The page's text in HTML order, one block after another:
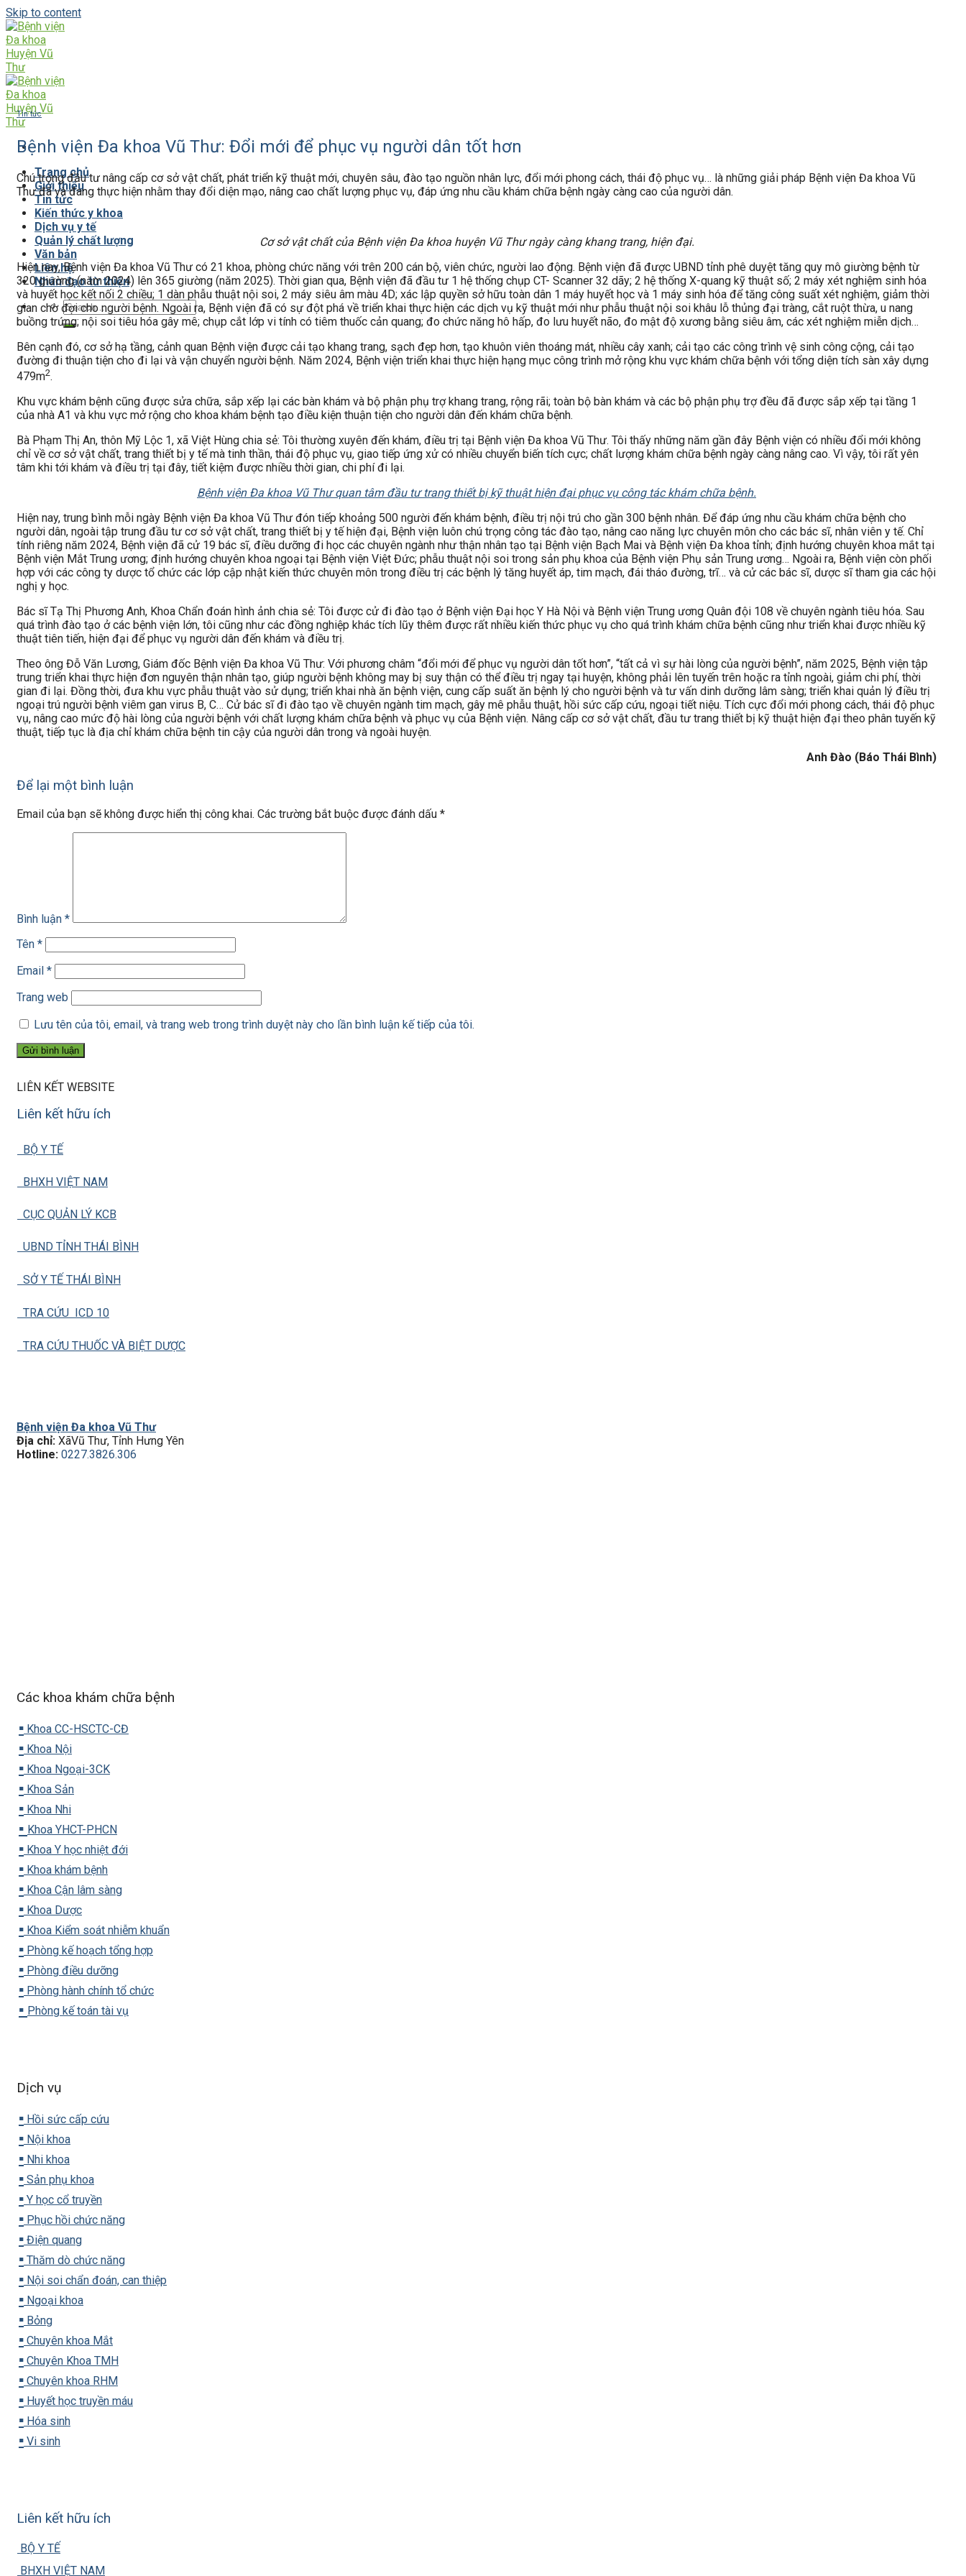
Skip to content
Trang chủ
Giới thiệu
Tin tức
Kiến thức y khoa
Dịch vụ y tế
Quản lý chất lượng
Văn bản
Liên hệ
Nhân đạo từ thiện
Tin tức
Bệnh viện Đa khoa Vũ Thư: Đổi mới để phục vụ người dân tốt hơn
Chú trọng đầu tư nâng cấp cơ sở vật chất, phát triển kỹ thuật mới, chuyên sâu, đào tạo nguồn nhân lực, đổi mới phong cách, thái độ phục vụ… là những giải pháp Bệnh viện Đa khoa Vũ
Thư đã và đang thực hiện nhằm thay đổi diện mạo, nâng cao chất lượng phục vụ, đáp ứng nhu cầu khám chữa bệnh ngày càng cao của người dân.
Cơ sở vật chất của Bệnh viện Đa khoa huyện Vũ Thư ngày càng khang trang, hiện đại.
Hiện nay, Bệnh viện Đa khoa Vũ Thư có 21 khoa, phòng chức năng với trên 200 cán bộ, viên chức, người lao động. Bệnh viện đã được UBND tỉnh phê duyệt tăng quy mô giường bệnh từ
320 giường (năm 2024) lên 365 giường (năm 2025). Thời gian qua, Bệnh viện đã đầu tư 1 hệ thống chụp CT- Scanner 32 dãy; 2 hệ thống X-quang kỹ thuật số; 2 máy xét nghiệm sinh hóa
và huyết học kết nối 2 chiều; 1 dàn phẫu thuật nội soi, 2 máy siêu âm màu 4D; xác lập quyền sở hữu toàn dân 1 máy huyết học và 1 máy sinh hóa để tăng công suất xét nghiệm, giảm thời
gian chờ đợi cho người bệnh. Ngoài ra, Bệnh viện đã có sự đột phá về triển khai thực hiện các dịch vụ kỹ thuật mới như phẫu thuật nội soi khâu lỗ thủng đại tràng, cắt ruột thừa, u nang
buồng trứng; nội soi tiêu hóa gây mê; chụp cắt lớp vi tính có tiêm thuốc cản quang; đo chức năng hô hấp, đo lưu huyết não, đo mật độ xương bằng siêu âm, các xét nghiệm miễn dịch…
Bên cạnh đó, cơ sở hạ tầng, cảnh quan Bệnh viện được cải tạo khang trang, sạch đẹp hơn, tạo khuôn viên thoáng mát, nhiều cây xanh; cải tạo các công trình vệ sinh công cộng, cải tạo
đường đi thuận tiện cho đi lại và vận chuyển người bệnh. Năm 2024, Bệnh viện triển khai thực hiện hạng mục công trình mở rộng khu vực khám chữa bệnh với tổng diện tích sàn xây dựng
479m2.
Khu vực khám bệnh cũng được sửa chữa, sắp xếp lại các bàn khám và bộ phận phụ trợ khang trang, rộng rãi; toàn bộ bàn khám và các bộ phận phụ trợ đều đã được sắp xếp tại tầng 1
của nhà A1 và khu vực mở rộng cho khoa khám bệnh tạo điều kiện thuận tiện cho người dân đến khám chữa bệnh.
Bà Phạm Thị An, thôn Mỹ Lộc 1, xã Việt Hùng chia sẻ: Tôi thường xuyên đến khám, điều trị tại Bệnh viện Đa khoa Vũ Thư. Tôi thấy những năm gần đây Bệnh viện có nhiều đổi mới không
chỉ về cơ sở vật chất, trang thiết bị y tế mà tinh thần, thái độ phục vụ, giao tiếp ứng xử có nhiều chuyển biến tích cực; chất lượng khám chữa bệnh ngày càng nâng cao. Vì vậy, tôi rất yên
tâm khi tới khám và điều trị tại đây, tiết kiệm được nhiều thời gian, chi phí đi lại.
Bệnh viện Đa khoa Vũ Thư quan tâm đầu tư trang thiết bị kỹ thuật hiện đại phục vụ công tác khám chữa bệnh.
Hiện nay, trung bình mỗi ngày Bệnh viện Đa khoa Vũ Thư đón tiếp khoảng 500 người đến khám bệnh, điều trị nội trú cho gần 300 bệnh nhân. Để đáp ứng nhu cầu khám chữa bệnh cho
người dân, ngoài tập trung đầu tư cơ sở vật chất, trang thiết bị y tế hiện đại, Bệnh viện luôn chú trọng công tác đào tạo, nâng cao năng lực chuyên môn cho các bác sĩ, nhân viên y tế. Chỉ
tính riêng năm 2024, Bệnh viện đã cử 19 bác sĩ, điều dưỡng đi học các chuyên ngành như thận nhân tạo tại Bệnh viện Bạch Mai và Bệnh viện Đa khoa tỉnh; định hướng chuyên khoa mắt tại
Bệnh viện Mắt Trung ương; định hướng chuyên khoa ngoại tại Bệnh viện Việt Đức; phẫu thuật nội soi trong sản phụ khoa của Bệnh viện Phụ sản Trung ương… Ngoài ra, Bệnh viện còn phối
hợp với các công ty dược tổ chức các lớp cập nhật kiến thức chuyên môn trong điều trị các bệnh lý tăng huyết áp, tim mạch, đái tháo đường, trĩ… và cử các bác sĩ, dược sĩ tham gia các hội
nghị y học.
Bác sĩ Tạ Thị Phương Anh, Khoa Chẩn đoán hình ảnh chia sẻ: Tôi được cử đi đào tạo ở Bệnh viện Đại học Y Hà Nội và Bệnh viện Trung ương Quân đội 108 về chuyên ngành tiêu hóa. Sau
quá trình đào tạo ở các bệnh viện lớn, tôi cũng như các đồng nghiệp khác tích lũy thêm được rất nhiều kiến thức phục vụ cho quá trình khám chữa bệnh cũng như triển khai được nhiều kỹ
thuật tiên tiến, hiện đại để phục vụ người dân đến khám và điều trị.
Theo ông Đỗ Văn Lương, Giám đốc Bệnh viện Đa khoa Vũ Thư: Với phương châm “đổi mới để phục vụ người dân tốt hơn”, “tất cả vì sự hài lòng của người bệnh”, năm 2025, Bệnh viện tập
trung triển khai thực hiện đơn nguyên thận nhân tạo, giúp người bệnh không may bị suy thận có thể điều trị ngay tại huyện, không phải lên tuyến trên hoặc ra tỉnh ngoài, giảm chi phí, thời
gian đi lại. Đồng thời, đưa khu vực phẫu thuật vào sử dụng; triển khai nhà ăn bệnh viện, cung cấp suất ăn bệnh lý cho người bệnh và tư vấn dinh dưỡng lâm sàng; triển khai quản lý điều trị
ngoại trú người bệnh viêm gan virus B, C… Cử bác sĩ đi đào tạo về chuyên ngành tim mạch, gây mê phẫu thuật, hồi sức cấp cứu, ngoại tiết niệu. Tích cực đổi mới phong cách, thái độ phục
vụ, nâng cao mức độ hài lòng của người bệnh với chất lượng khám chữa bệnh và phục vụ của Bệnh viện. Nâng cấp cơ sở vật chất, đầu tư trang thiết bị kỹ thuật hiện đại theo phân tuyến kỹ
thuật, tiếp tục là địa chỉ khám chữa bệnh tin cậy của người dân trong và ngoài huyện.
Anh Đào (Báo Thái Bình)
Để lại một bình luận
Email của bạn sẽ không được hiển thị công khai. Các trường bắt buộc được đánh dấu *
Bình luận *
Tên *
Email *
Trang web
Lưu tên của tôi, email, và trang web trong trình duyệt này cho lần bình luận kế tiếp của tôi.
LIÊN KẾT WEBSITE
Liên kết hữu ích
BỘ Y TẾ
BHXH VIỆT NAM
CỤC QUẢN LÝ KCB
UBND TỈNH THÁI BÌNH
SỞ Y TẾ THÁI BÌNH
TRA CỨU ICD 10
TRA CỨU THUỐC VÀ BIỆT DƯỢC
Bệnh viện Đa khoa Vũ Thư
Địa chỉ: XãVũ Thư, Tỉnh Hưng Yên
Hotline: 0227.3826.306
Các khoa khám chữa bệnh
▪️ Khoa CC-HSCTC-CĐ
▪️ Khoa Nội
▪️ Khoa Ngoại-3CK
▪️ Khoa Sản
▪️ Khoa Nhi
▪️ Khoa YHCT-PHCN
▪️ Khoa Y học nhiệt đới
▪️ Khoa khám bệnh
▪️ Khoa Cận lâm sàng
▪️ Khoa Dược
▪️ Khoa Kiểm soát nhiễm khuẩn
▪️ Phòng kế hoạch tổng hợp
▪️ Phòng điều dưỡng
▪️ Phòng hành chính tổ chức
▪️ Phòng kế toán tài vụ
Dịch vụ
▪️ Hồi sức cấp cứu
▪️ Nội khoa
▪️ Nhi khoa
▪️ Sản phụ khoa
▪️ Y học cổ truyền
▪️ Phục hồi chức năng
▪️ Điện quang
▪️ Thăm dò chức năng
▪️ Nội soi chẩn đoán, can thiệp
▪️ Ngoại khoa
▪️ Bỏng
▪️ Chuyên khoa Mắt
▪️ Chuyên Khoa TMH
▪️ Chuyên khoa RHM
▪️ Huyết học truyền máu
▪️ Hóa sinh
▪️ Vi sinh
Liên kết hữu ích
BỘ Y TẾ
BHXH VIỆT NAM